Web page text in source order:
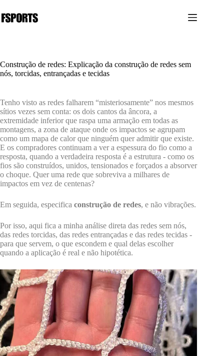
para
o
Construção de redes: Explicação da construção de redes sem
nós, torcidas, entrançadas e tecidas
Tenho visto as redes falharem “misteriosamente” nos mesmos
sítios vezes sem conta: os dois cantos da âncora, a
extremidade inferior que raspa uma armação em todas as
montagens, a zona de ataque onde os impactos se agrupam
como um mapa de calor que ninguém quer admitir que existe.
E os compradores continuam a ver a espessura do fio como a
resposta, quando a verdadeira resposta é a estrutura - como os
fios são construídos, unidos, tensionados e forçados a absorver
o choque. Quer uma rede que sobreviva a milhares de
impactos em vez de centenas?
Em seguida, especifica construção de redes, e não vibrações.
Por isso, aqui fica a minha análise direta das redes sem nós,
das redes torcidas, das redes entrançadas e das redes tecidas -
para que servem, o que escondem e qual delas escolher
quando a aplicação é real e não hipotética.